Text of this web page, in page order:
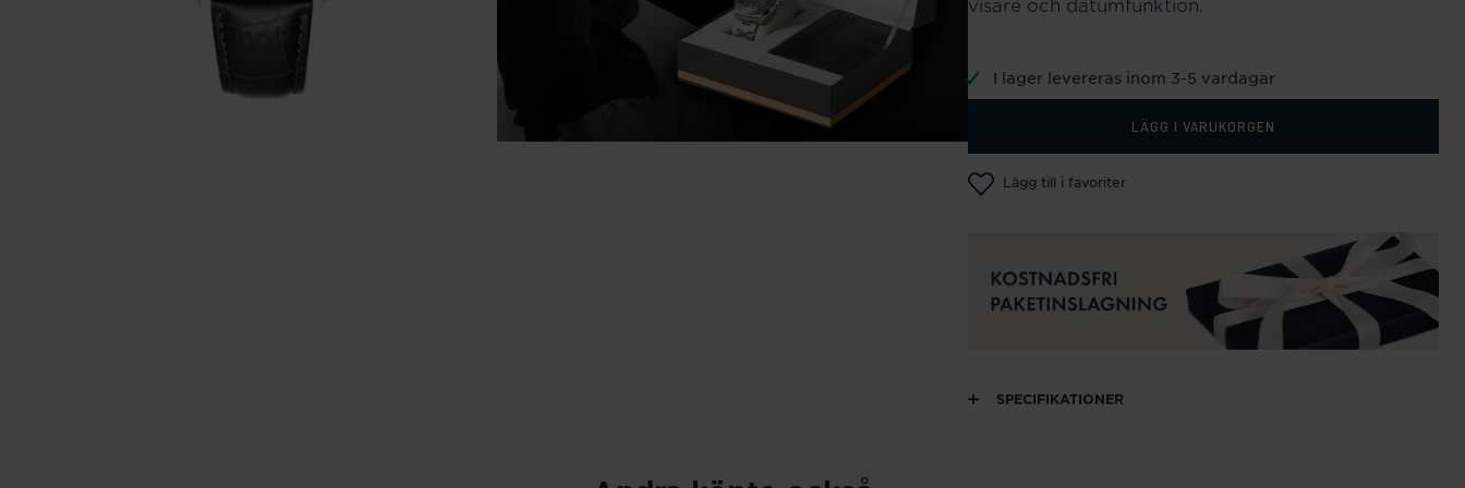
visare och datumfunktion.
I lager levereras inom 3-5 vardagar
LÄGG I VARUKORGEN
Lägg till i favoriter
SPECIFIKATIONER